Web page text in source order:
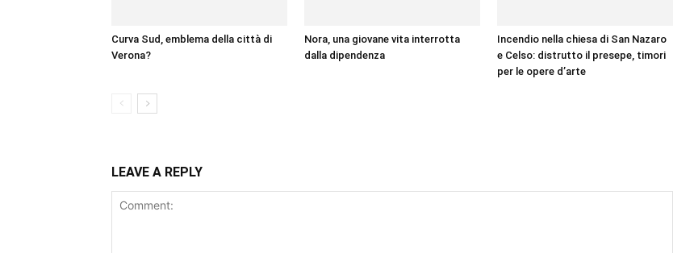
Curva Sud, emblema della città di
Verona?
Nora, una giovane vita interrotta
dalla dipendenza
Incendio nella chiesa di San Nazaro
e Celso: distrutto il presepe, timori
per le opere d’arte
LEAVE A REPLY